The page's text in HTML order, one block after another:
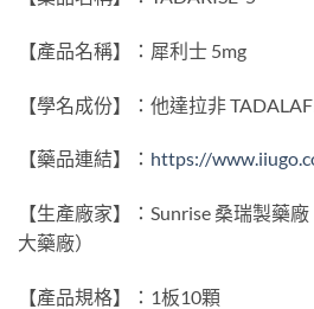
【產品名稱】：犀利士 5mg
【學名成份】：他達拉非
【藥品連結】： https://
【生產廠家】：Sunrise 桑瑞製藥
大藥廠）
【產品規格】：1板10顆